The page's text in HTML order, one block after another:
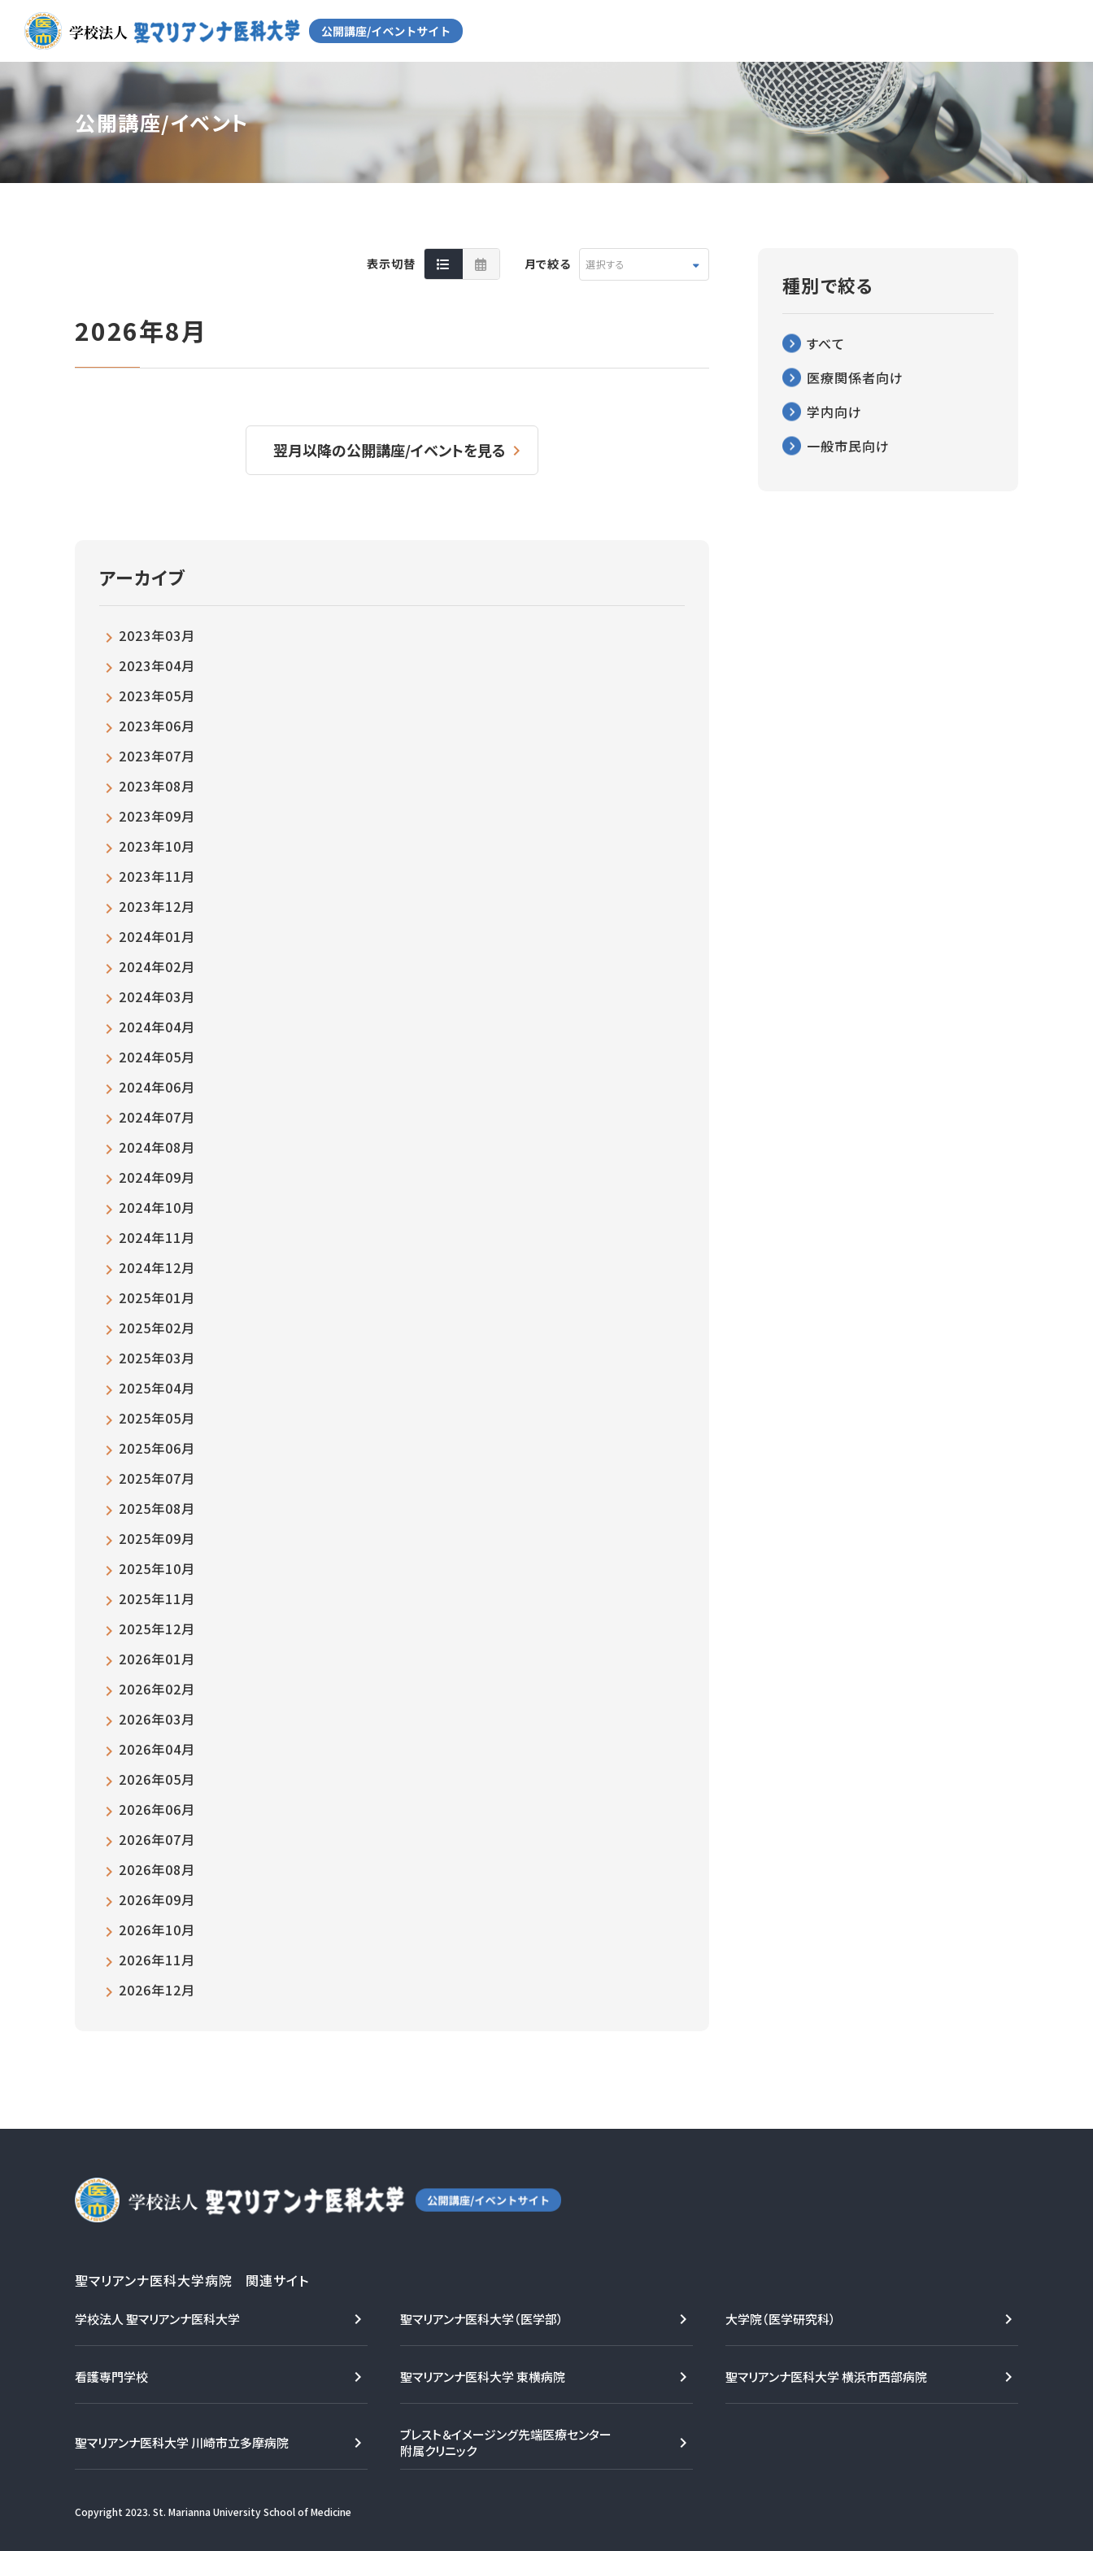
公開講座/イベント
表示切替 月で絞る 選択する
2026年8月
翌月以降の公開講座/イベントを見る
アーカイブ
2023年03月
2023年04月
2023年05月
2023年06月
2023年07月
2023年08月
2023年09月
2023年10月
2023年11月
2023年12月
2024年01月
2024年02月
2024年03月
2024年04月
2024年05月
2024年06月
2024年07月
2024年08月
2024年09月
2024年10月
2024年11月
2024年12月
2025年01月
2025年02月
2025年03月
2025年04月
2025年05月
2025年06月
2025年07月
2025年08月
2025年09月
2025年10月
2025年11月
2025年12月
2026年01月
2026年02月
2026年03月
2026年04月
2026年05月
2026年06月
2026年07月
2026年08月
2026年09月
2026年10月
2026年11月
2026年12月
種別で絞る
すべて
医療関係者向け
学内向け
一般市民向け
聖マリアンナ医科大学病院 関連サイト
学校法人 聖マリアンナ医科大学 聖マリアンナ医科大学（医学部） 大学院（医学研究科）
看護専門学校 聖マリアンナ医科大学 東横病院 聖マリアンナ医科大学 横浜市西部病院
聖マリアンナ医科大学 川崎市立多摩病院
ブレスト＆イメージング先端医療センター
附属クリニック
Copyright 2023. St. Marianna University School of Medicine